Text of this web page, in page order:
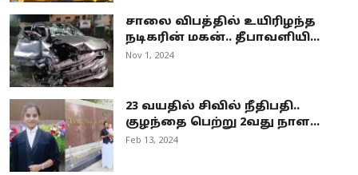
சாலை விபத்தில் உயிரிழந்த
நடிகரின் மகன்.. தீபாவளியி...
Nov 1, 2024
23 வயதில் சிவில் நீதிபதி..
குழந்தை பெற்று 2வது நாள...
Feb 13, 2024